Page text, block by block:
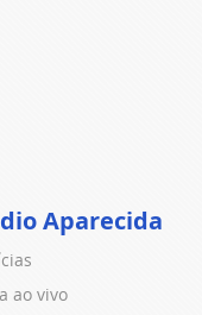
Aparecida
ao vivo